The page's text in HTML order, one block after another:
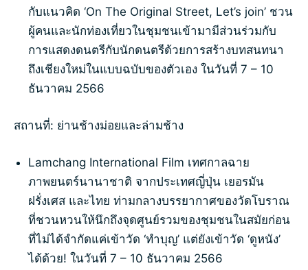
กับแนวคิด ‘On The Original Street, Let’s join’ ชวน
ผู้คนและนักท่องเที่ยวในชุมชนเข้ามามีส่วนร่วมกับ
การแสดงดนตรีกับนักดนตรีด้วยการสร้างบทสนทนา
ถึงเชียงใหม่ในแบบฉบับของตัวเอง ในวันที่ 7 – 10
ธันวาคม 2566
สถานที่: ย่านช้างม่อยและล่ามช้าง
Lamchang International Film เทศกาลฉาย
ภาพยนตร์นานาชาติ จากประเทศญี่ปุ่น เยอรมัน
ฝรั่งเศส และไทย ท่ามกลางบรรยากาศของวัดโบราณ
ที่ชวนหวนให้นึกถึงจุดศูนย์รวมของชุมชนในสมัยก่อน
ที่ไม่ได้จำกัดแค่เข้าวัด ‘ทำบุญ’ แต่ยังเข้าวัด ‘ดูหนัง’
ได้ด้วย! ในวันที่ 7 – 10 ธันวาคม 2566